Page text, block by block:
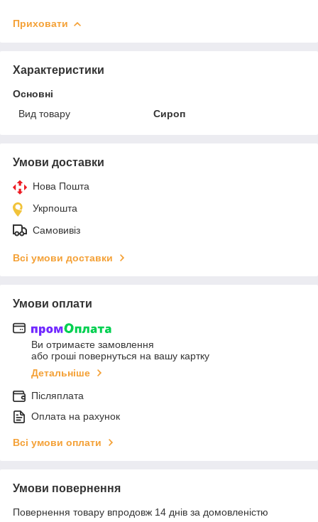
Приховати
Характеристики
Основні
Вид товару
Сироп
Умови доставки
Нова Пошта
Укрпошта
Самовивіз
Всі умови доставки
Умови оплати
Ви отримаєте замовлення
або гроші повернуться на вашу картку
Детальніше
Післяплата
Оплата на рахунок
Всі умови оплати
Умови повернення
Повернення товару впродовж 14 днів за домовленістю